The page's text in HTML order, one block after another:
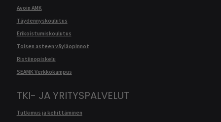
Avoin AMK
Täydennyskoulutus
Erikoistumiskoulutus
Toisen asteen väyläopinnot
Ristiinopiskelu
SEAMK Verkkokampus
TKI- JA YRITYSPALVELUT
Tutkimus ja kehittäminen